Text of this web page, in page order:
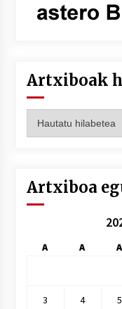
Artxiboak
hilez
Artxiboa
A A A
3 4 5